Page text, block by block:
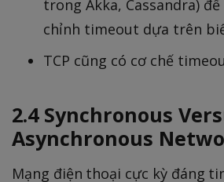
trong Akka, Cassandra)
chỉnh timeout dựa trên
TCP cũng có cơ chế
2.4 Synchronous
Asynchronous
Mạng điện thoại cực kỳ đáng